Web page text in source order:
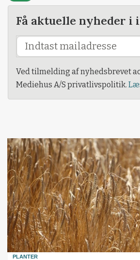
Få aktuelle nyheder i
Ved tilmelding af nyhedsbrevet
Mediehus A/S privatlivspolitik.
PLANTER